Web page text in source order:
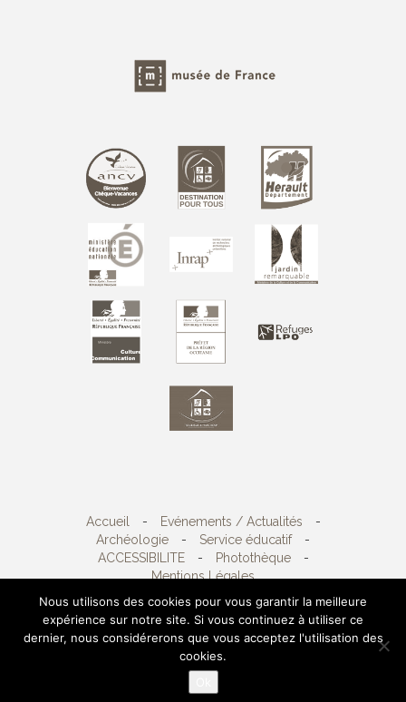
Accueil - Evénements / Actualités
-
Archéologie
- Service éducatif
-
ACCESSIBILITE
- Photothèque
-
Mentions Légales
Copyright 2026Sète agglopôle méditerranée -
4, avenue d'Aigues, BP 600 34110 Frontignan -
Tél. 04 67 46 47 48 Fax.04 67 46 47 47
Nous utilisons des cookies pour vous garantir la meilleure
expérience sur notre site. Si vous continuez à utiliser ce
dernier, nous considérerons que vous acceptez l'utilisation des
cookies.